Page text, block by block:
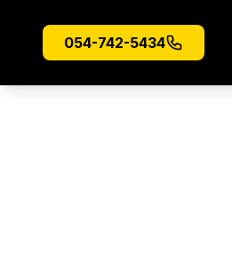
054-742-5434